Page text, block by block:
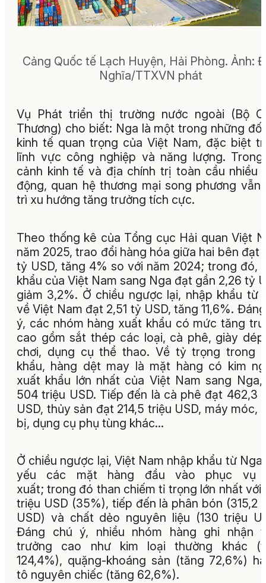
Cảng Quốc tế Lạch Huyện, Hải Phòng. Ảnh:
Nghĩa/TTXVN phát
Vụ Phát triển thị trường nước ngoài (Bộ
Thương) cho biết: Nga là một trong những
kinh tế quan trọng của Việt Nam, đặc biệt
lĩnh vực công nghiệp và năng lượng.
cảnh kinh tế và địa chính trị toàn cầu nhiều
động, quan hệ thương mại song phương vẫn
trì xu hướng tăng trưởng tích cực.
Theo thống kê của Tổng cục Hải quan Việt
năm 2025, trao đổi hàng hóa giữa hai bên đạt
tỷ USD, tăng 4% so với năm 2024; trong đó,
khẩu của Việt Nam sang Nga đạt gần 2,26 tỷ
giảm 3,2%. Ở chiều ngược lại, nhập khẩu từ
về Việt Nam đạt 2,51 tỷ USD, tăng 11,6%.
ý, các nhóm hàng xuất khẩu có mức tăng
cao gồm sắt thép các loại, cà phê, giày
chơi, dụng cụ thể thao. Về tỷ trọng trong
khẩu, hàng dệt may là mặt hàng có kim
xuất khẩu lớn nhất của Việt Nam sang
504 triệu USD. Tiếp đến là cà phê đạt 462,3
USD, thủy sản đạt 214,5 triệu USD, máy móc,
bị, dụng cụ phụ tùng khác…
Ở chiều ngược lại, Việt Nam nhập khẩu từ Nga
yếu các mặt hàng đầu vào phục vụ
xuất; trong đó than chiếm tỉ trọng lớn nhất với
triệu USD (35%), tiếp đến là phân bón (315,2
USD) và chất dẻo nguyên liệu (130 triệu
Đáng chú ý, nhiều nhóm hàng ghi nhận
trưởng cao như kim loại thường khác
124,4%), quặng-khoáng sản (tăng 72,6%)
tô nguyên chiếc (tăng 62,6%).